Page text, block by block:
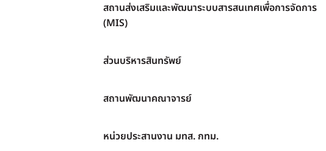
สถานส่งเสริมและพัฒนาระบบสารสนเทศเพื่อการจัดการ
(MIS)
ส่วนบริหารสินทรัพย์
สถานพัฒนาคณาจารย์
หน่วยประสานงาน มทส. กทม.